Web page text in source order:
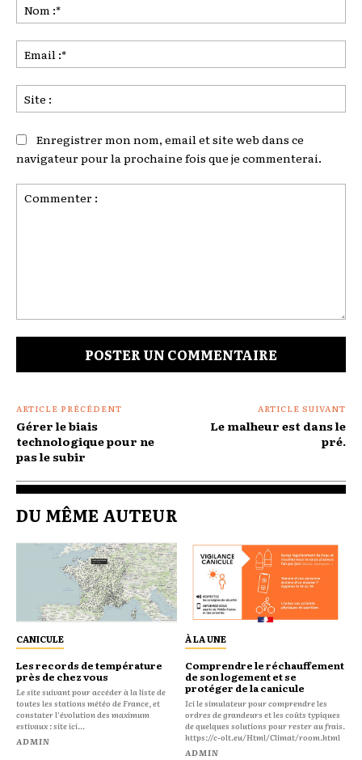
:*
:*
:
Enregistrer mon nom, email et site web dans ce
navigateur pour la prochaine fois que je commenterai.
ARTICLE PRÉCÉDENT
Gérer le biais
technologique pour ne
pas le subir
ARTICLE SUIVANT
Le malheur est dans le
pré.
DU MÊME AUTEUR
CANICULE
Les records de température
près de chez vous
Le site suivant pour accéder à la liste de
toutes les stations météo de France, et
constater l'évolution des maximum
estivaux : site ici...
ADMIN
À LA UNE
Comprendre le réchauffement
de son logement et se
protéger de la canicule
Ici le simulateur pour comprendre les
ordres de grandeurs et les coûts typiques
de quelques solutions pour rester au frais.
https://c-olt.eu/Html/Climat/room.html
ADMIN